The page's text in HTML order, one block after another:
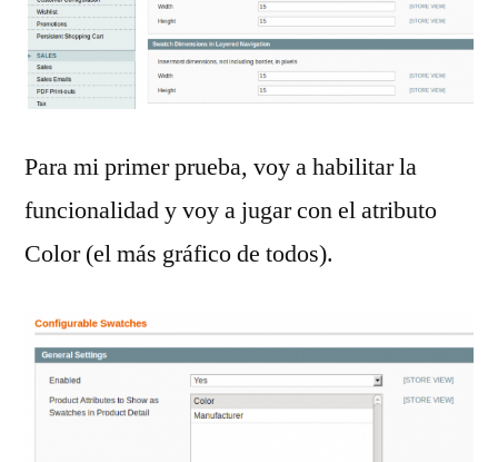
Para mi primer prueba, voy a habilitar la
funcionalidad y voy a jugar con el atributo
Color (el más gráfico de todos).